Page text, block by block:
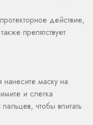
действие,
препятствует
маску на
и слегка
чтобы впитать